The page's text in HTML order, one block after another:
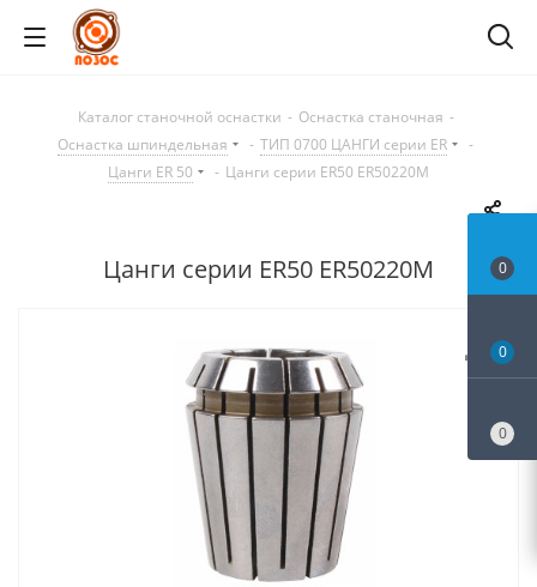
Каталог станочной оснастки - Оснастка станочная -
Оснастка шпиндельная
- ТИП 0700 ЦАНГИ серии ER
-
Цанги ER 50
- Цанги серии ER50 ER50220M
Цанги серии ER50 ER50220M 0
0
0